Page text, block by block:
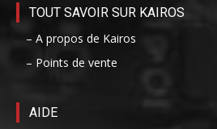
TOUT SAVOIR SUR KAIROS
– A propos de Kairos
– Points de vente
AIDE